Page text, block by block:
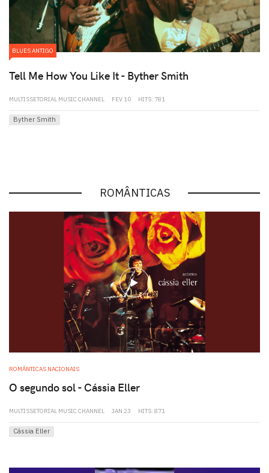
BLUES ANTIGO
Tell Me How You Like It - Byther Smith
MULTISSETORIAL MUSIC CHANNEL FEV 10 HITS: 781
Byther Smith
ROMÂNTICAS
play
ROMÂNTICAS NACIONAIS
O segundo sol - Cássia Eller
MULTISSETORIAL MUSIC CHANNEL JAN 23 HITS: 871
Cássia Eller